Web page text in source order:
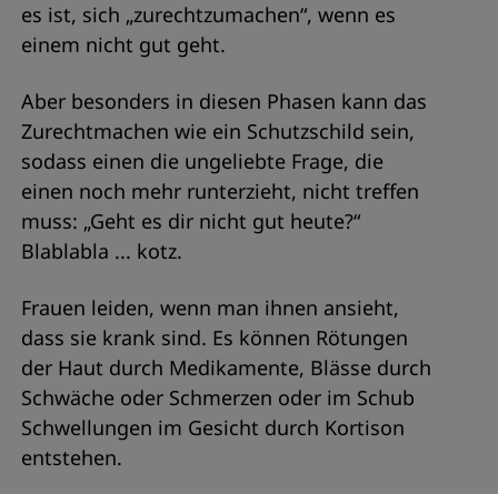
es ist, sich „zurechtzumachen“, wenn es
einem nicht gut geht.
Aber besonders in diesen Phasen kann das
Zurechtmachen wie ein Schutzschild sein,
sodass einen die ungeliebte Frage, die
einen noch mehr runterzieht, nicht treffen
muss: „Geht es dir nicht gut heute?“
Blablabla ... kotz.
Frauen leiden, wenn man ihnen ansieht,
dass sie krank sind. Es können Rötungen
der Haut durch Medikamente, Blässe durch
Schwäche oder Schmerzen oder im Schub
Schwellungen im Gesicht durch Kortison
entstehen.